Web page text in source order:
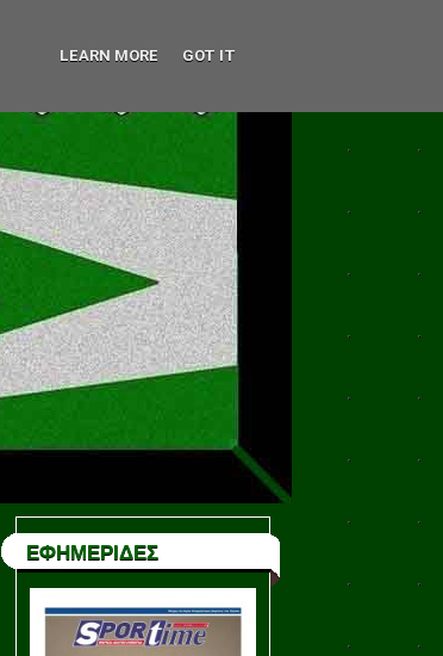
ΕΦΗΜΕΡΙΔΕΣ
LEARN MORE GOT IT